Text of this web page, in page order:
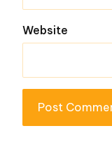
Website